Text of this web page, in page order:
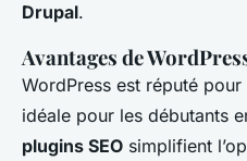
Drupal.
Avantages de
WordPress est réputé
idéale pour les débutants
plugins SEO simplifient